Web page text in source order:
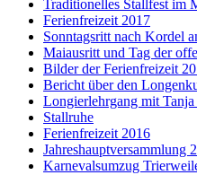
Traditionelles Stallfest im
Ferienfreizeit 2017
Sonntagsritt nach Kordel
Maiausritt und Tag der
Bilder der Ferienfreizeit
Bericht über den
Longierlehrgang mit Tanja
Stallruhe
Ferienfreizeit 2016
Jahreshauptversammlung
Karnevalsumzug